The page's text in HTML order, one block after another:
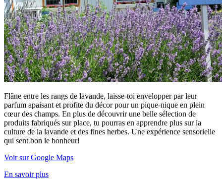
Flâne entre les rangs de lavande, laisse-toi envelopper par leur
parfum apaisant et profite du décor pour un pique-nique en plein
cœur des champs. En plus de découvrir une belle sélection de
produits fabriqués sur place, tu pourras en apprendre plus sur la
culture de la lavande et des fines herbes. Une expérience sensorielle
qui sent bon le bonheur!
Voir sur Google Maps
En savoir plus